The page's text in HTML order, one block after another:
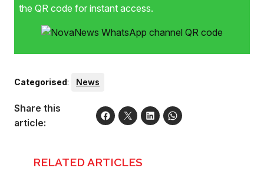
the QR code for instant access.
Categorised: News
Share this
article:
RELATED ARTICLES